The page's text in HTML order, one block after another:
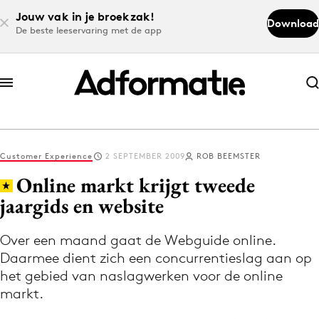
Jouw vak in je broekzak!
De beste leeservaring met de app
Download
Abonneer nu
Abonneer nu
Log in
Volg het laatste nieuws via de Adformatie
Nieuws app
Customer Experience 2 SEPTEMBER 2009 ROB BEEMSTER
Online markt krijgt tweede
jaargids en website
Over een maand gaat de Webguide online.
Daarmee dient zich een concurrentieslag aan op
het gebied van naslagwerken voor de online
markt.